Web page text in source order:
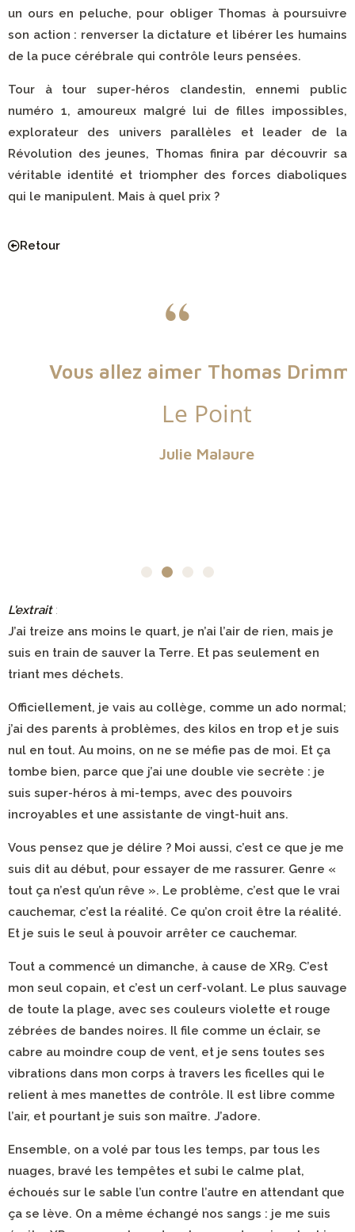
un ours en peluche, pour obliger Thomas à poursuivre
son action : renverser la dictature et libérer les humains
de la puce cérébrale qui contrôle leurs pensées.
Tour à tour super-héros clandestin, ennemi public
numéro 1, amoureux malgré lui de filles impossibles,
explorateur des univers parallèles et leader de la
Révolution des jeunes, Thomas finira par découvrir sa
véritable identité et triompher des forces diaboliques
qui le manipulent. Mais à quel prix ?
Retour
“
Vous allez aimer Thomas Drimm !
Le Point
Julie Malaure
L'extrait:
J’ai treize ans moins le quart, je n’ai l’air de rien, mais je
suis en train de sauver la Terre. Et pas seulement en
triant mes déchets.
Officiellement, je vais au collège, comme un ado normal;
j’ai des parents à problèmes, des kilos en trop et je suis
nul en tout. Au moins, on ne se méfie pas de moi. Et ça
tombe bien, parce que j’ai une double vie secrète : je
suis super-héros à mi-temps, avec des pouvoirs
incroyables et une assistante de vingt-huit ans.
Vous pensez que je délire ? Moi aussi, c’est ce que je me
suis dit au début, pour essayer de me rassurer. Genre «
tout ça n’est qu’un rêve ». Le problème, c’est que le vrai
cauchemar, c’est la réalité. Ce qu’on croit être la réalité.
Et je suis le seul à pouvoir arrêter ce cauchemar.
Tout a commencé un dimanche, à cause de XR9. C’est
mon seul copain, et c’est un cerf-volant. Le plus sauvage
de toute la plage, avec ses couleurs violette et rouge
zébrées de bandes noires. Il file comme un éclair, se
cabre au moindre coup de vent, et je sens toutes ses
vibrations dans mon corps à travers les ficelles qui le
relient à mes manettes de contrôle. Il est libre comme
l’air, et pourtant je suis son maître. J’adore.
Ensemble, on a volé par tous les temps, par tous les
nuages, bravé les tempêtes et subi le calme plat,
échoués sur le sable l’un contre l’autre en attendant que
ça se lève. On a même échangé nos sangs : je me suis